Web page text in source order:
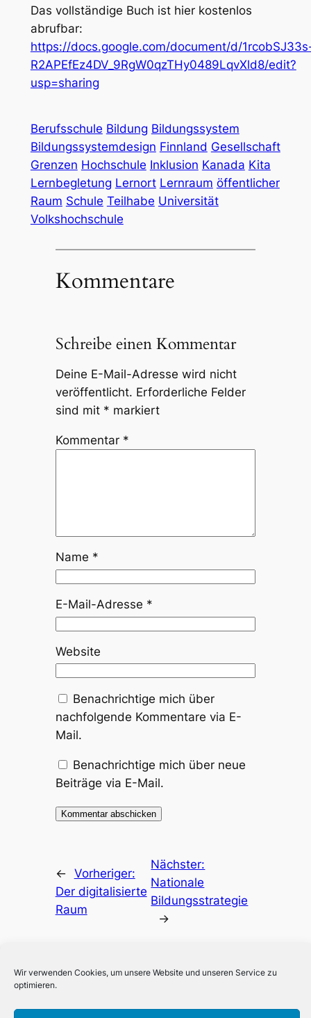
Wir verwenden Cookies, um unsere Website und unseren Service zu
optimieren.
Das vollständige Buch ist hier kostenlos
abrufbar:
https://docs.google.com/document/d/
R2APEfEz4DV_9RgW0qzTHy0489LqvXld8/edit?
usp=sharing
Berufsschule Bildung Bildungssystem
Bildungssystemdesign Finnland Gesellschaft
Grenzen Hochschule Inklusion Kanada Kita
Lernbegletung Lernort Lernraum öffentlicher
Raum Schule Teilhabe Universität
Volkshochschule
Kommentare
Schreibe einen Kommentar
Deine E-Mail-Adresse wird nicht
veröffentlicht. Erforderliche Felder
sind mit * markiert
Kommentar *
Name *
E-Mail-Adresse *
Website
Benachrichtige mich über
nachfolgende Kommentare via E-
Mail.
Benachrichtige mich über neue
Beiträge via E-Mail.
← Vorheriger:
Der digitalisierte
Raum
Nächster:
Nationale
Bildungsstrategie
→
Madita Hänsch